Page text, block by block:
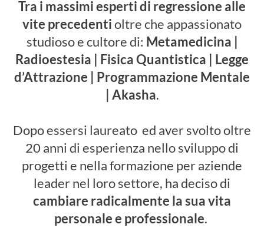
Tra i massimi esperti di regressione alle
vite precedentioltre che appassionato
studioso e cultore di: Metamedicina |
Radioestesia | Fisica Quantistica | Legge
d’Attrazione | Programmazione Mentale
| Akasha.
Dopo essersi laureato ed aver svolto oltre
20 anni di esperienza nello sviluppo di
progetti e nella formazione per aziende
leader nel loro settore, ha deciso di
cambiare radicalmente la sua vita
personale e professionale.